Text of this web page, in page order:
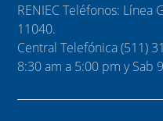
RENIEC Teléfonos: Línea
11040.
Central Telefónica (511)
8:30 am a 5:00 pm y Sab